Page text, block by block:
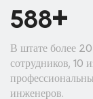
600+
В штате более
сотрудников, 10
инженеров.